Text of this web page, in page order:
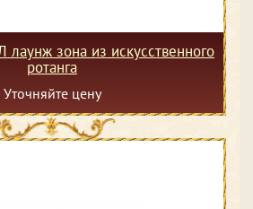
зона из искусственного
ротанга
Уточняйте цену